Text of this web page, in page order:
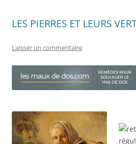
LES PIERRES ET LEURS
Laisser un commentaire